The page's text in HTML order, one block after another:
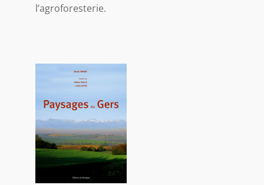
l’agroforesterie.